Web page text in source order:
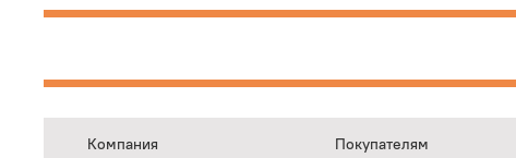
Компания Покупателям